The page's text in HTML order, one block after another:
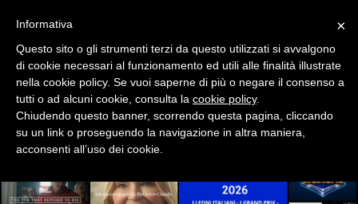
CINEMA
DIGITALE
EDITORIA
ESTERNA
RADIO / AUDIO
×
Informativa
Questo sito o gli strumenti terzi da questo utilizzati si avvalgono
di cookie necessari al funzionamento ed utili alle finalità illustrate
nella cookie policy. Se vuoi saperne di più o negare il consenso a
tutti o ad alcuni cookie, consulta la cookie policy.
Chiudendo questo banner, scorrendo questa pagina, cliccando
su un link o proseguendo la navigazione in altra maniera,
acconsenti all’uso dei cookie.